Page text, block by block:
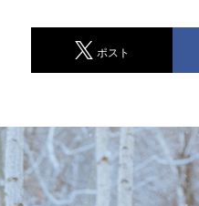
ポスト